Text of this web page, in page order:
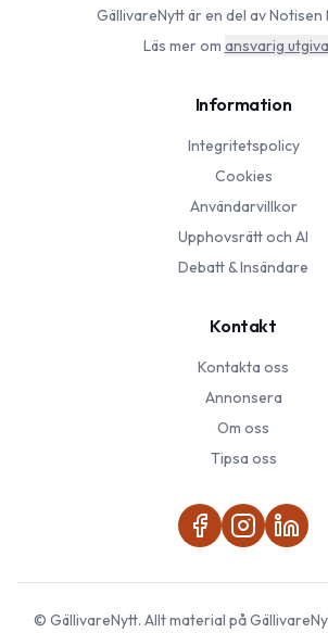
GällivareNyttär en del av Notisen
Läs mer om ansvarig
Information
Integritetspolicy
Cookies
Användarvillkor
Upphovsrätt och AI
Debatt & Insändare
Kontakt
Kontakta oss
Annonsera
Om oss
Tipsa oss
© GällivareNytt. Allt material på